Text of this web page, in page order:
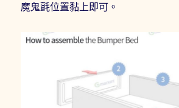
魔鬼氈位置黏上即可。